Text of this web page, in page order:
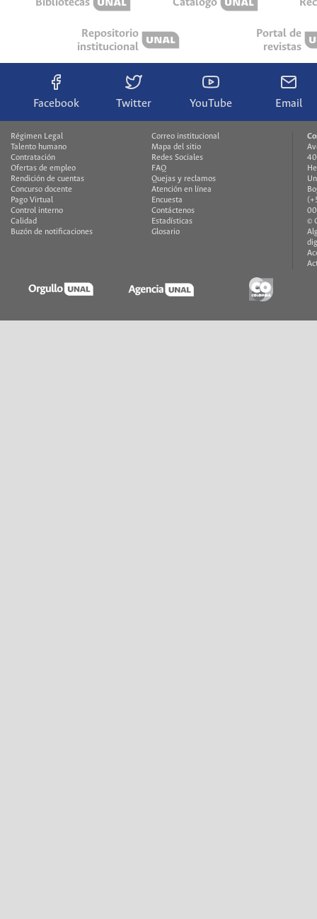
Bibliotecas Catálogo
Repositorio
institucional
Portal de
revistas
Facebook Twitter YouTube Email
Régimen Legal
Talento humano
Contratación
Ofertas de empleo
Rendición de cuentas
Concurso docente
Pago Virtual
Control interno
Calidad
Buzón de notificaciones
Correo institucional
Mapa del sitio
Redes Sociales
FAQ
Quejas y reclamos
Atención en línea
Encuesta
Contáctenos
Estadísticas
Glosario
©